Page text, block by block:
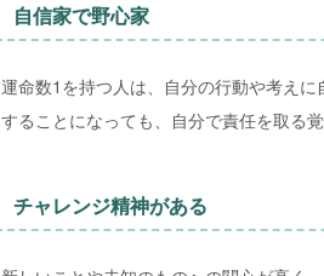
自信家で野心家
運命数1を持つ人は、自分の行動や考え
することになっても、自分で責任を取る覚
チャレンジ精神がある